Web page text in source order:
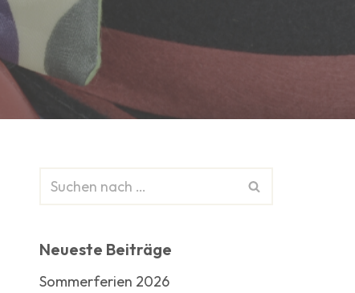
Neueste Beiträge
Sommerferien 2026